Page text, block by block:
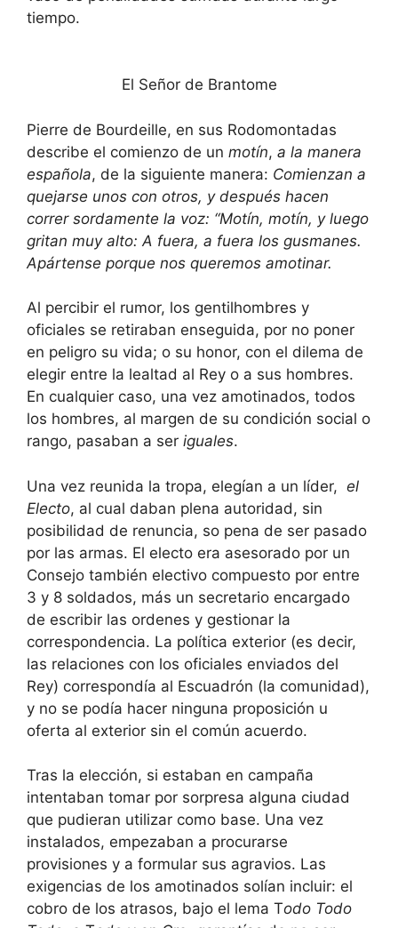
tiempo.
El Señor de Brantome
Pierre de Bourdeille, en sus Rodomontadas
describe el comienzo de un motín, a la manera
española, de la siguiente manera: Comienzan a
quejarse unos con otros, y después hacen
correr sordamente la voz: “Motín, motín, y luego
gritan muy alto: A fuera, a fuera los gusmanes.
Apártense porque nos queremos amotinar.
Al percibir el rumor, los gentilhombres y
oficiales se retiraban enseguida, por no poner
en peligro su vida; o su honor, con el dilema de
elegir entre la lealtad al Rey o a sus hombres.
En cualquier caso, una vez amotinados, todos
los hombres, al margen de su condición social o
rango, pasaban a ser iguales.
Una vez reunida la tropa, elegían a un líder, el
Electo, al cual daban plena autoridad, sin
posibilidad de renuncia, so pena de ser pasado
por las armas. El electo era asesorado por un
Consejo también electivo compuesto por entre
3 y 8 soldados, más un secretario encargado
de escribir las ordenes y gestionar la
correspondencia. La política exterior (es decir,
las relaciones con los oficiales enviados del
Rey) correspondía al Escuadrón (la comunidad),
y no se podía hacer ninguna proposición u
oferta al exterior sin el común acuerdo.
Tras la elección, si estaban en campaña
intentaban tomar por sorpresa alguna ciudad
que pudieran utilizar como base. Una vez
instalados, empezaban a procurarse
provisiones y a formular sus agravios. Las
exigencias de los amotinados solían incluir: el
cobro de los atrasos, bajo el lema Todo Todo